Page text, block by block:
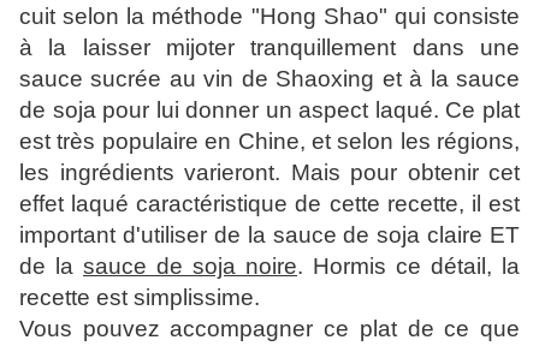
cuit selon la méthode "Hong Shao" qui consiste
à la laisser mijoter tranquillement dans une
sauce sucrée au vin de Shaoxing et à la sauce
de soja pour lui donner un aspect laqué. Ce plat
est très populaire en Chine, et selon les régions,
les ingrédients varieront. Mais pour obtenir cet
effet laqué caractéristique de cette recette, il est
important d'utiliser de la sauce de soja claire ET
de la sauce de soja noire. Hormis ce détail, la
recette est simplissime.
Vous pouvez accompagner ce plat de ce que